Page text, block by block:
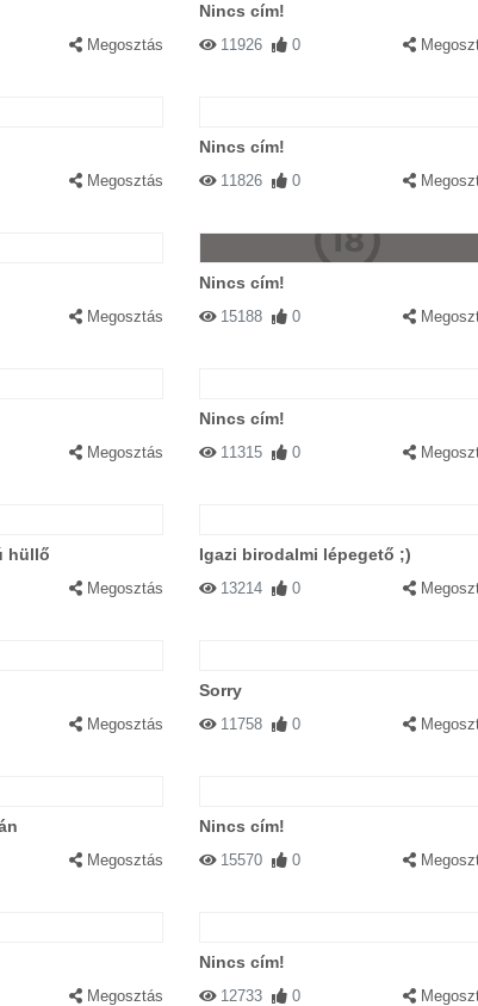
Megosztás
Nincs cím!
11926 0
Megosztás
Nincs cím!
11826 0
Megosztás
Nincs cím!
15188 0
Megosztás
Nincs cím!
11315 0
hüllő
Megosztás
Igazi birodalmi lépegető ;)
13214 0
Megosztás
Sorry
11758 0
Megosztás
Nincs cím!
15570 0
Megosztás
Nincs cím!
12733 0